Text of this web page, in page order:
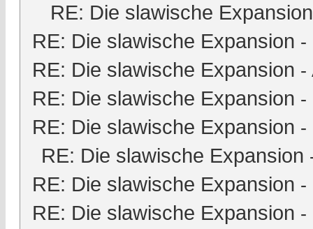
RE: Die slawische Expansion
RE: Die slawische Expansion -
RE: Die slawische Expansion -
RE: Die slawische Expansion -
RE: Die slawische Expansion -
RE: Die slawische Expansion
RE: Die slawische Expansion -
RE: Die slawische Expansion -